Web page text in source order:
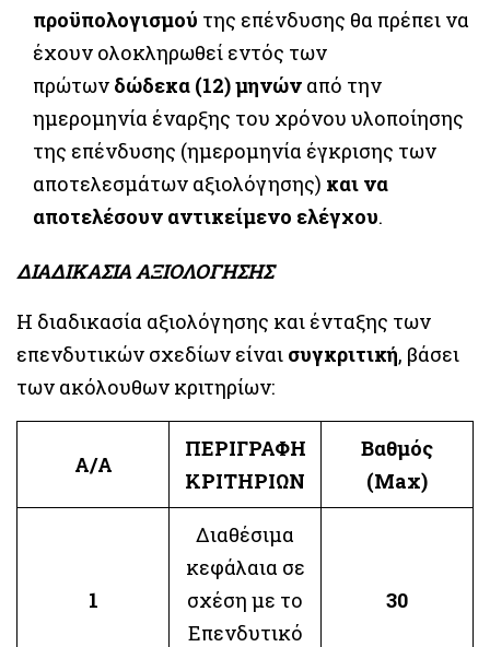
προϋπολογισμού της επένδυσης θα πρέπει να
έχουν ολοκληρωθεί εντός των
πρώτων δώδεκα (12) μηνών από την
ημερομηνία έναρξης του χρόνου υλοποίησης
της επένδυσης (ημερομηνία έγκρισης των
αποτελεσμάτων αξιολόγησης) και να
αποτελέσουν αντικείμενο ελέγχου.
ΔΙΑΔΙΚΑΣΙΑ ΑΞΙΟΛΟΓΗΣΗΣ
Η διαδικασία αξιολόγησης και ένταξης των
επενδυτικών σχεδίων είναι συγκριτική, βάσει
των ακόλουθων κριτηρίων:
Α/Α
ΠΕΡΙΓΡΑΦΗ
ΚΡΙΤΗΡΙΩΝ
Βαθμός
(Max)
1
Διαθέσιμα
κεφάλαια σε
σχέση με το
Επενδυτικό
30